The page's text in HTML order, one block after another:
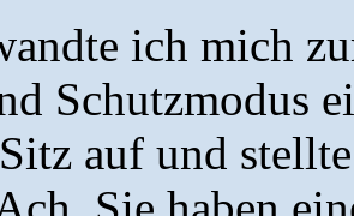
ich mich
Schutzmodus
auf und